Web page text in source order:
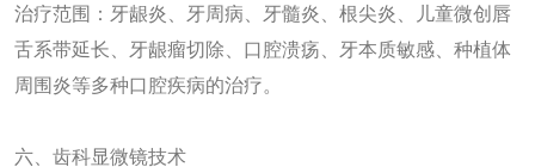
治疗范围：牙龈炎、牙周病、牙髓炎、根尖炎、儿童微创唇
舌系带延长、牙龈瘤切除、口腔溃疡、牙本质敏感、种植体
周围炎等多种口腔疾病的治疗。
六、齿科显微镜技术